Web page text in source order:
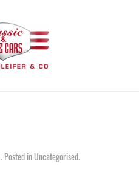
. Posted inUncategorised.